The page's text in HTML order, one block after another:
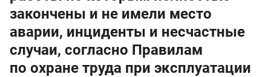
закончены и не имели место
аварии, инциденты и несчастные
случаи, согласно Правилам
по охране труда при эксплуатации